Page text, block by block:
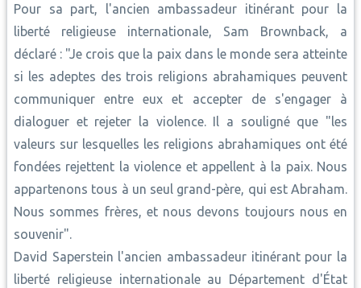
Pour sa part, l'ancien ambassadeur itinérant pour la
liberté religieuse internationale, Sam Brownback, a
déclaré : "Je crois que la paix dans le monde sera atteinte
si les adeptes des trois religions abrahamiques peuvent
communiquer entre eux et accepter de s'engager à
dialoguer et rejeter la violence. Il a souligné que "les
valeurs sur lesquelles les religions abrahamiques ont été
fondées rejettent la violence et appellent à la paix. Nous
appartenons tous à un seul grand-père, qui est Abraham.
Nous sommes frères, et nous devons toujours nous en
souvenir".
David Saperstein l'ancien ambassadeur itinérant pour la
liberté religieuse internationale au Département d'État